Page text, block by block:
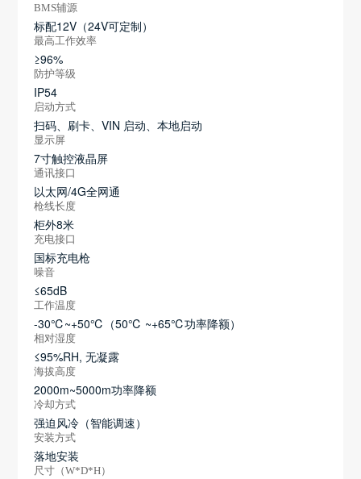
BMS辅源
标配12V（24V可定制）
最高工作效率
≥96%
防护等级
IP54
启动方式
扫码、刷卡、VIN 启动、本地启动
显示屏
7寸触控液晶屏
通讯接口
以太网/4G全网通
枪线长度
柜外8米
充电接口
国标充电枪
噪音
≤65dB
工作温度
-30℃~+50℃（50℃ ~+65℃功率降额）
相对湿度
≤95%RH, 无凝露
海拔高度
2000m~5000m功率降额
冷却方式
强迫风冷（智能调速）
安装方式
落地安装
尺寸（W*D*H）